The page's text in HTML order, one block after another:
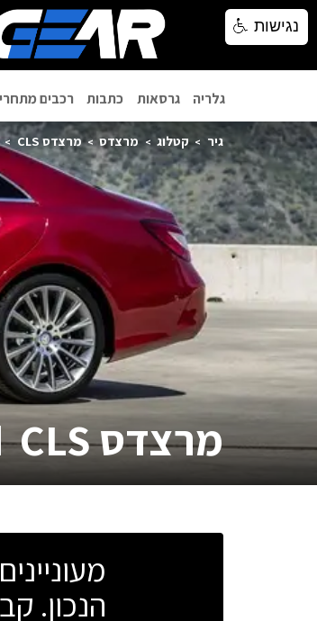
גלריה גרסאות כתבות רכבים
גיר קטלוג מרצדס מרצדס CLS
מרצדס CLS
הנכון.
נגישות
נגישות